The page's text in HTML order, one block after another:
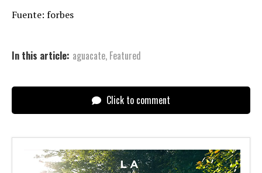
Fuente: forbes
In this article: aguacate, Featured
Click to comment